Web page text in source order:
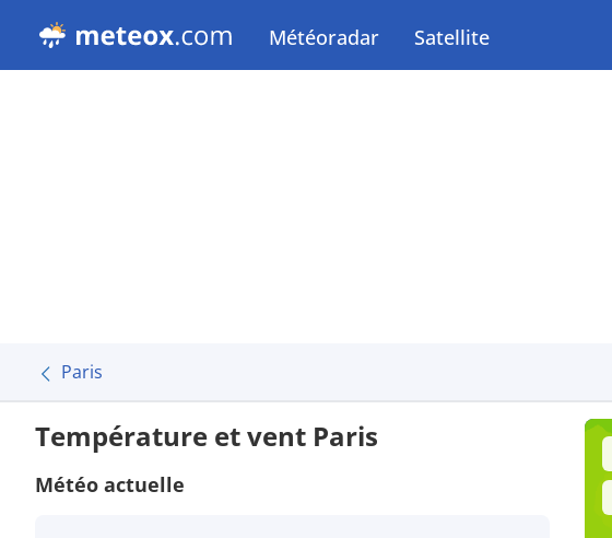
Météoradar Satellite
Paris
Température et vent Paris
Météo actuelle